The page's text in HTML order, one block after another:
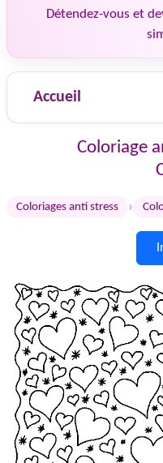
Détendez-vous et
Accueil
Coloriage
Coloriages anti stress ›